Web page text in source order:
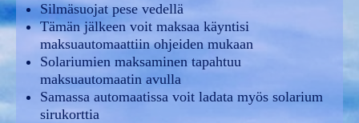
Silmäsuojat pese vedellä
Tämän jälkeen voit maksaa käyntisi
maksuautomaattiin ohjeiden mukaan
Solariumien maksaminen tapahtuu
maksuautomaatin avulla
Samassa automaatissa voit ladata myös solarium
sirukorttia